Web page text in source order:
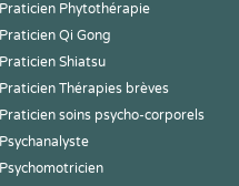
Praticien Phytothérapie
Praticien Qi Gong
Praticien Shiatsu
Praticien Thérapies brèves
Praticien soins psycho-corporels
Psychanalyste
Psychomotricien